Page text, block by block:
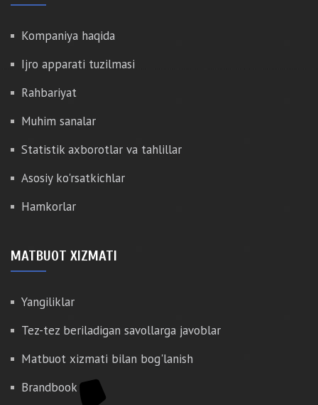
Kompaniya haqida
Ijro apparati tuzilmasi
Rahbariyat
Muhim sanalar
Statistik axborotlar va tahlillar
Asosiy ko'rsatkichlar
Hamkorlar
MATBUOT XIZMATI
Yangiliklar
Tez-tez beriladigan savollarga javoblar
Matbuot xizmati bilan bog'lanish
Brandbook